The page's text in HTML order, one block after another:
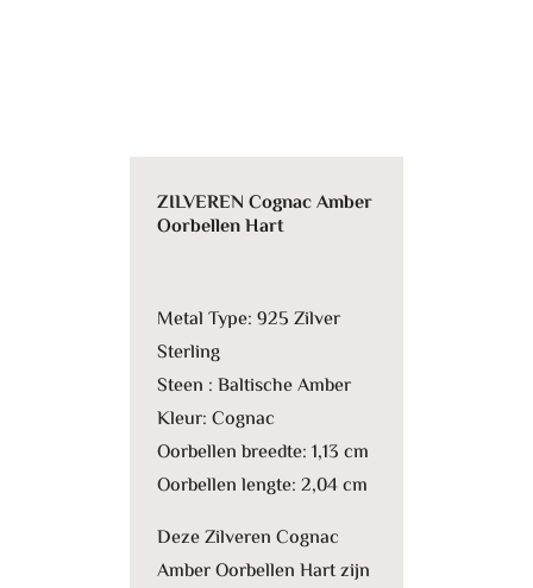
ZILVEREN Cognac Amber
Oorbellen Hart
Metal Type: 925 Zilver
Sterling
Steen : Baltische Amber
Kleur: Cognac
Oorbellen breedte: 1,13 cm
Oorbellen lengte: 2,04 cm
Deze Zilveren Cognac
Amber Oorbellen Hart zijn